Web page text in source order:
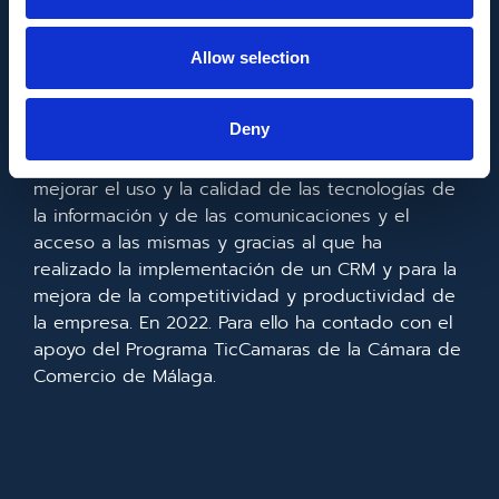
Allow selection
Deny
FONDO EUROPEO DE DESARROLLO REGIONAL
Metadata SL ha sido beneficiaria del Fondo
Europeo de Desarrollo Regional cuyo objetivo es
mejorar el uso y la calidad de las tecnologías de
la información y de las comunicaciones y el
acceso a las mismas y gracias al que ha
realizado la implementación de un CRM y para la
mejora de la competitividad y productividad de
la empresa. En 2022. Para ello ha contado con el
apoyo del Programa TicCamaras de la Cámara de
Comercio de Málaga.